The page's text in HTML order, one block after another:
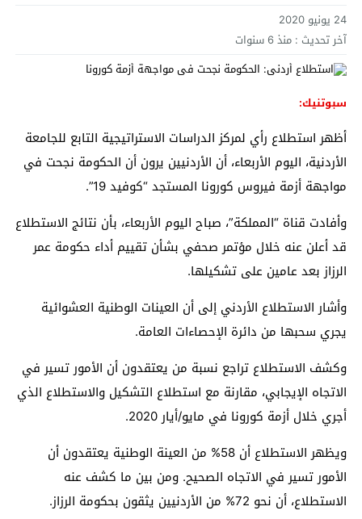
24 يونيو 2020
آخر تحديث : منذ 6 سنوات
سبوتنيك:
أظهر استطلاع رأي لمركز الدراسات الاستراتيجية التابع للجامعة
الأردنية، اليوم الأربعاء، أن الأردنيين يرون أن الحكومة نجحت في
مواجهة أزمة فيروس كورونا المستجد “كوفيد 19”.
وأفادت قناة “المملكة”، صباح اليوم الأربعاء، بأن نتائج الاستطلاع
قد أعلن عنه خلال مؤتمر صحفي بشأن تقييم أداء حكومة عمر
الرزاز بعد عامين على تشكيلها.
وأشار الاستطلاع الأردني إلى أن العينات الوطنية العشوائية
يجري سحبها من دائرة الإحصاءات العامة.
وكشف الاستطلاع تراجع نسبة من يعتقدون أن الأمور تسير في
الاتجاه الإيجابي، مقارنة مع استطلاع التشكيل والاستطلاع الذي
أجري خلال أزمة كورونا في مايو/أيار 2020.
ويظهر الاستطلاع أن 58% من العينة الوطنية يعتقدون أن
الأمور تسير في الاتجاه الصحيح. ومن بين ما كشف عنه
الاستطلاع، أن نحو 72% من الأردنيين يثقون بحكومة الرزاز.